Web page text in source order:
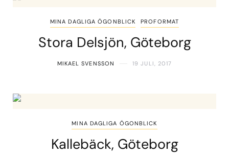
MINA DAGLIGA ÖGONBLICK PROFORMAT
Stora Delsjön, Göteborg
MIKAEL SVENSSON 19 JULI, 2017
MINA DAGLIGA ÖGONBLICK
Kallebäck, Göteborg